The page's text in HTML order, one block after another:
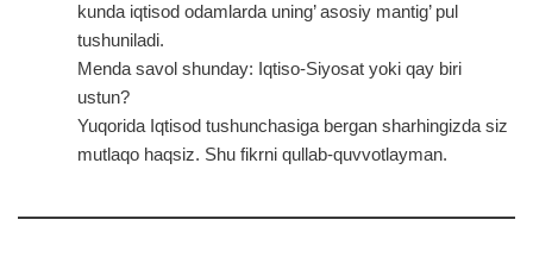
kunda iqtisod odamlarda uning’ asosiy mantig’ pul
tushuniladi.
Menda savol shunday: Iqtiso-Siyosat yoki qay biri
ustun?
Yuqorida Iqtisod tushunchasiga bergan sharhingizda siz
mutlaqo haqsiz. Shu fikrni qullab-quvvotlayman.